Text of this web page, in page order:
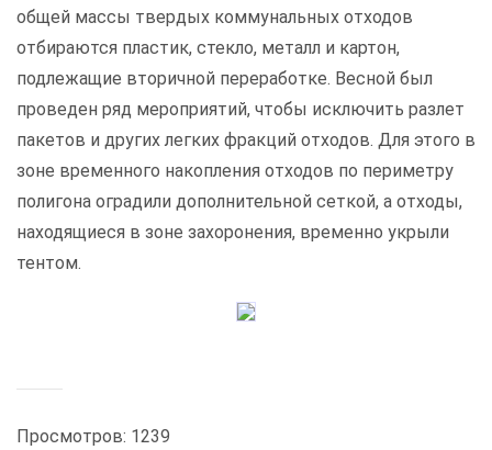
общей массы твердых коммунальных отходов
отбираются пластик, стекло, металл и картон,
подлежащие вторичной переработке. Весной был
проведен ряд мероприятий, чтобы исключить разлет
пакетов и других легких фракций отходов. Для этого в
зоне временного накопления отходов по периметру
полигона оградили дополнительной сеткой, а отходы,
находящиеся в зоне захоронения, временно укрыли
тентом.
Просмотров: 1239